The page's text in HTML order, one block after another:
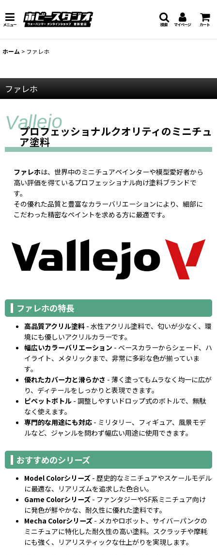
メニュー マイページ カート
検索
ホーム > ファレホ
ファレホ
プロフェッショナルクオリティのミニチュ
ア塗料
ファレホは、世界中のミニチュアペインターや模型愛好者から
高い評価を得ているプロフェッショナル向け塗料ブランドで
す。
その優れた品質と豊富なカラーバリエーションにより、細部に
こだわった精密なペイントを求める方に最適です。
ファレホの特長
高品質アクリル塗料 - 水性アクリル塗料で、匂いが少なく、環
境にも優しいアクリルカラーです。
幅広いカラーバリエーション - ベースカラーからシェード、ハ
イライト、メタリックまで、非常に多彩な色が揃っていま
す。
優れたカバー力と滑らかさ - 薄く塗ってもムラなく均一に広が
り、ディテールをしっかりと表現できます。
ピペットボトル - 調整しやすいドロップ式のボトルで、無駄
なく使えます。
専門的な用途にも対応 - ミリタリー、フィギュア、風景モデ
ルなど、ジャンルを問わず幅広い用途に使用できます。
おすすめのシリーズ
Model Colorシリーズ - 歴史的なミニチュアやスケールモデル
に最適な、リアリズムを追求した色合い。
Game Colorシリーズ - ファンタジーやSF系ミニチュア向け
に発色が鮮やかな、耐久性に優れた塗料です。
Mecha Colorシリーズ - メカやロボット、サイバーパンクの
ミニチュアに特化した耐久性の高い塗料。スクラッチや摩耗
にも強く、リアリスティックな仕上がりを実現します。